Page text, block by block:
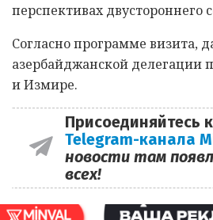
перспективах двустороннего
Согласно программе визита,
азербайджанской делегации
и Измире.
Присоединяйтесь
Telegram-канала
новости там
всех!